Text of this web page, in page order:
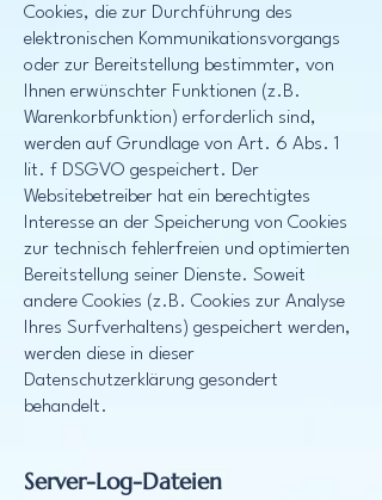
Cookies, die zur Durchführung des
elektronischen Kommunikationsvorgangs
oder zur Bereitstellung bestimmter, von
Ihnen erwünschter Funktionen (z.B.
Warenkorbfunktion) erforderlich sind,
werden auf Grundlage von Art. 6 Abs. 1
lit. f DSGVO gespeichert. Der
Websitebetreiber hat ein berechtigtes
Interesse an der Speicherung von Cookies
zur technisch fehlerfreien und optimierten
Bereitstellung seiner Dienste. Soweit
andere Cookies (z.B. Cookies zur Analyse
Ihres Surfverhaltens) gespeichert werden,
werden diese in dieser
Datenschutzerklärung gesondert
behandelt.
Server-Log-Dateien